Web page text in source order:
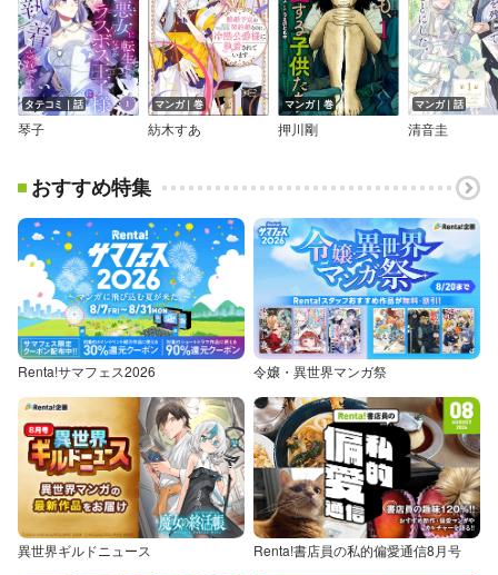
タテコミ｜話
琴子
マンガ｜巻
紡木すあ
マンガ｜巻
押川剛
マンガ｜話
清音圭
おすすめ特集
Renta!サマフェス2026 令嬢・異世界マンガ祭
異世界ギルドニュース Renta!書店員の私的偏愛通信8月号